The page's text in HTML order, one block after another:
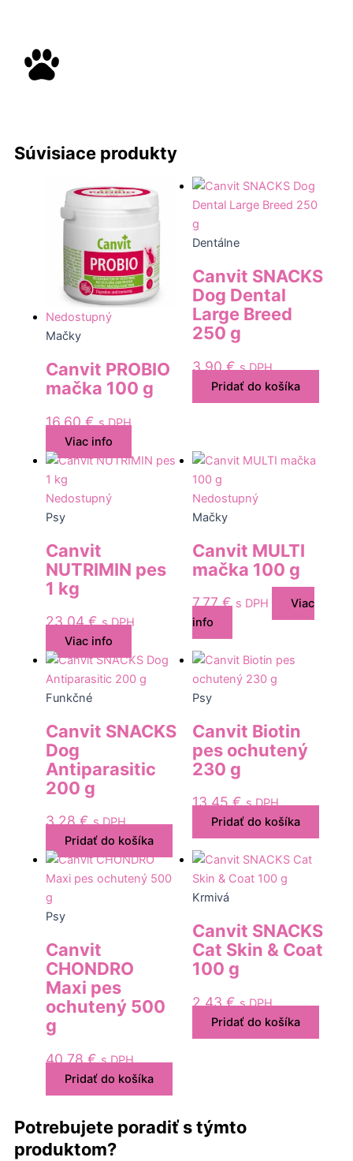
Súvisiace produkty
Nedostupný
Mačky
Canvit PROBIO
mačka 100 g
16,60€ s DPH
Viac info
Dentálne
Canvit SNACKS
Dog Dental
Large Breed
250 g
3,90€ s DPH
Pridať do košíka
Nedostupný
Psy
Canvit
NUTRIMIN pes
1 kg
23,04€ s DPH
Viac info
Nedostupný
Mačky
Canvit MULTI
mačka 100 g
7,77€ s DPH
Viac
info
Funkčné
Canvit SNACKS
Dog
Antiparasitic
200 g
3,28€ s DPH
Pridať do košíka
Psy
Canvit Biotin
pes ochutený
230 g
13,45€ s DPH
Pridať do košíka
Psy
Canvit
CHONDRO
Maxi pes
ochutený 500
g
40,78€ s DPH
Pridať do košíka
Krmivá
Canvit SNACKS
Cat Skin & Coat
100 g
2,43€ s DPH
Pridať do košíka
Potrebujete poradiť s týmto
produktom?